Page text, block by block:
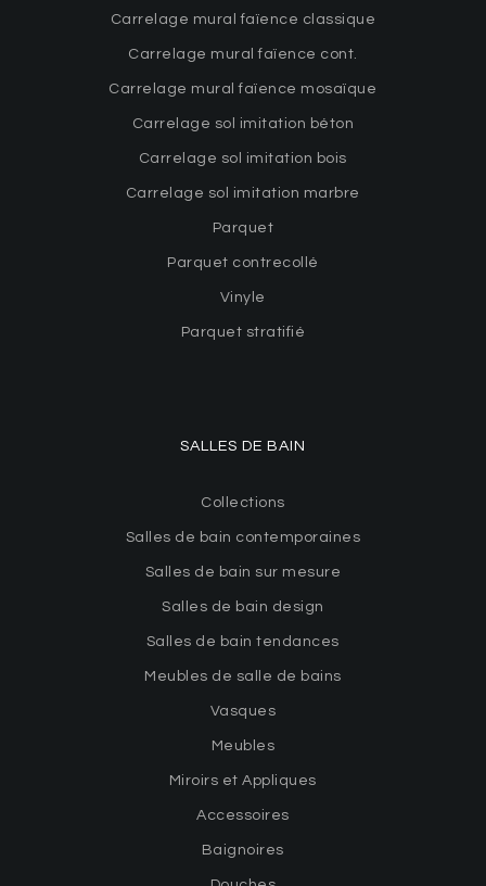
Carrelage mural faïence classique
Carrelage mural faïence cont.
Carrelage mural faïence mosaïque
Carrelage sol imitation béton
Carrelage sol imitation bois
Carrelage sol imitation marbre
Parquet
Parquet contrecollé
Vinyle
Parquet stratifié
SALLES DE BAIN
Collections
Salles de bain contemporaines
Salles de bain sur mesure
Salles de bain design
Salles de bain tendances
Meubles de salle de bains
Vasques
Meubles
Miroirs et Appliques
Accessoires
Baignoires